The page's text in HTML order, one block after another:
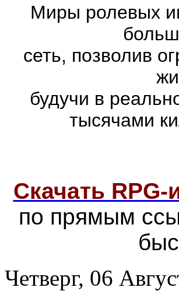
Миры ролевых
сеть, позволив
будучи в
тысячами
Скачать RPG-
по прямым
Четверг, 06